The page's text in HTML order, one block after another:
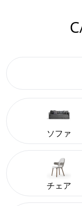
ソファ
チェア